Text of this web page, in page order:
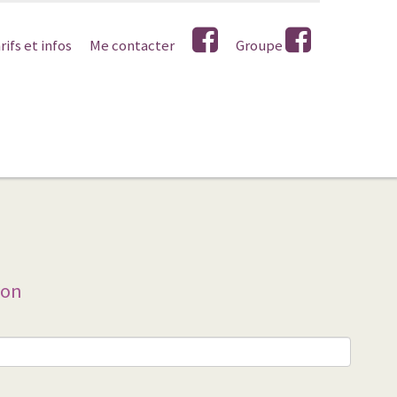
et infos Me contacter Groupe